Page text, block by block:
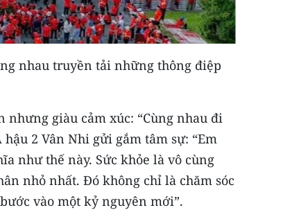
nhau truyền tải những thông điệp
nhưng giàu cảm xúc: “Cùng nhau đi
2 Vân Nhi gửi gắm tâm sự: “Em
như thế này. Sức khỏe là vô cùng
nhỏ nhất. Đó không chỉ là chăm sóc
vào một kỷ nguyên mới”.